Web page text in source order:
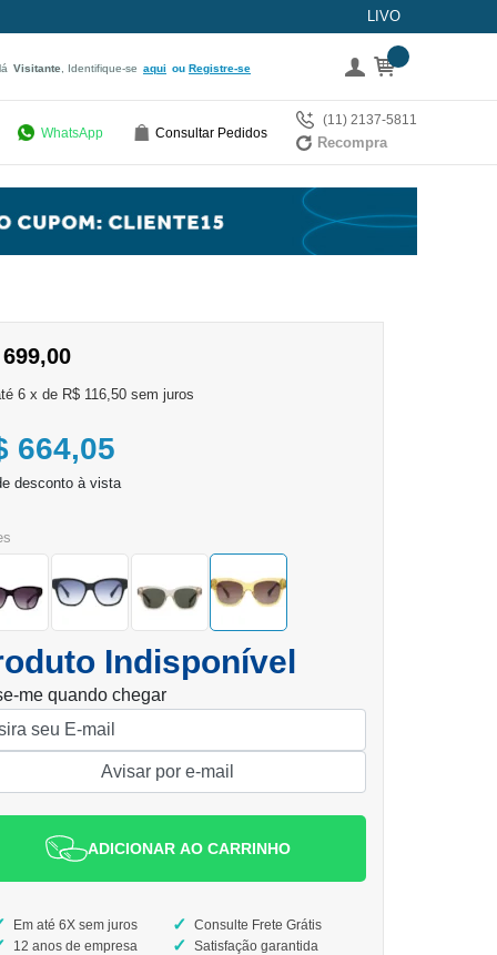
LIVO
Visitante , Identifique-se aqui Registre-se
WhatsApp Consultar Pedidos
(11) 2137-5811
Recompra
6 x de R$ 116,50 sem juros
664,05
Indisponível
me quando chegar
ADICIONAR AO CARRINHO
Em até 6X sem juros
12 anos de empresa
Consulte Frete Grátis
Satisfação garantida